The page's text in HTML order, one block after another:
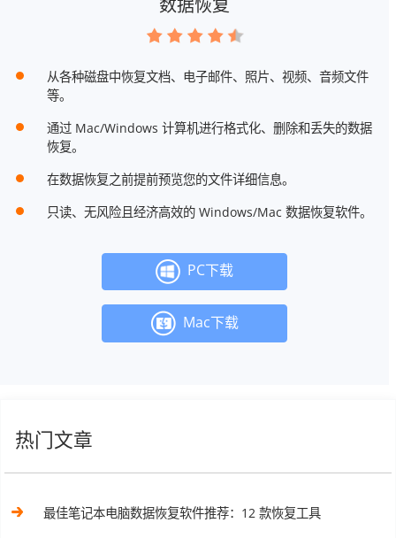
数据恢复
从各种磁盘中恢复文档、电子邮件、照片、视频、音频文件
等。
通过 Mac/Windows 计算机进行格式化、删除和丢失的数据
恢复。
在数据恢复之前提前预览您的文件详细信息。
只读、无风险且经济高效的 Windows/Mac 数据恢复软件。
PC下载
Mac下载
热门文章
最佳笔记本电脑数据恢复软件推荐：12 款恢复工具